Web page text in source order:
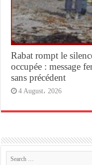
Rabat rompt le
occupée : message
sans précédent
4 August، 2026